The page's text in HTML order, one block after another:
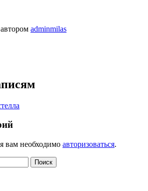
автором adminmilas
вам необходимо авторизоваться.